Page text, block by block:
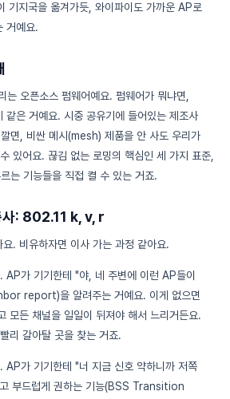
지국을 옮겨가듯, 와이파이도 가까운 AP로
거예요.
오픈소스 펌웨어예요. 펌웨어가 뭐냐면,
같은 거예요. 시중 공유기에 들어있는 제조사
면, 비싼 메시(mesh) 제품을 안 사도 우리가
있어요. 끊김 없는 로밍의 핵심인 세 가지 표준,
는 기능들을 직접 켤 수 있는 거죠.
사: 802.11 k, v, r
. 비유하자면 이사 가는 과정 같아요.
AP가 기기한테 "야, 네 주변에 이런 AP들이
report)을 알려주는 거예요. 이게 없으면
모든 채널을 일일이 뒤져야 해서 느리거든요.
리 갈아탈 곳을 찾는 거죠.
AP가 기기한테 "너 지금 신호 약하니까 저쪽
부드럽게 권하는 기능(BSS Transition